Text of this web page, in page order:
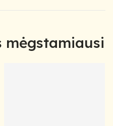
mėgstamiausi